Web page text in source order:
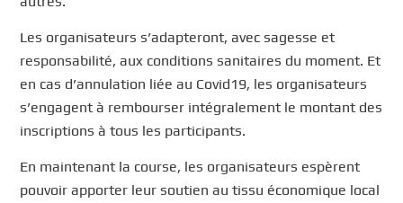
Les organisateurs s’adapteront, avec sagesse et
responsabilité, aux conditions sanitaires du moment. Et
en cas d’annulation liée au Covid19, les organisateurs
s’engagent à rembourser intégralement le montant des
inscriptions à tous les participants.
En maintenant la course, les organisateurs espèrent
pouvoir apporter leur soutien au tissu économique local